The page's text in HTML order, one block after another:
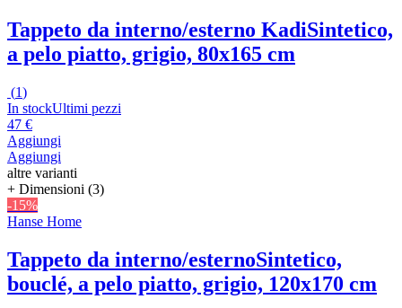
Tappeto da interno/esterno KadiSintetico,
a pelo piatto, grigio, 80x165 cm
(1)
In stockUltimi pezzi
47 €
Aggiungi
Aggiungi
altre varianti
+ Dimensioni (3)
-15%
Hanse Home
Tappeto da interno/esternoSintetico,
bouclé, a pelo piatto, grigio, 120x170 cm